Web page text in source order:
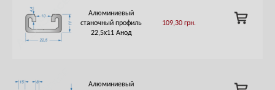
Алюминиевый
станочный профиль
22,5х11 Анод
109,30 грн.
ADD
TO
Алюминиевый
ADD